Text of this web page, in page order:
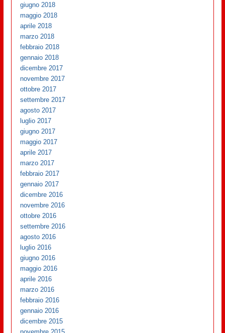
giugno 2018
maggio 2018
aprile 2018
marzo 2018
febbraio 2018
gennaio 2018
dicembre 2017
novembre 2017
ottobre 2017
settembre 2017
agosto 2017
luglio 2017
giugno 2017
maggio 2017
aprile 2017
marzo 2017
febbraio 2017
gennaio 2017
dicembre 2016
novembre 2016
ottobre 2016
settembre 2016
agosto 2016
luglio 2016
giugno 2016
maggio 2016
aprile 2016
marzo 2016
febbraio 2016
gennaio 2016
dicembre 2015